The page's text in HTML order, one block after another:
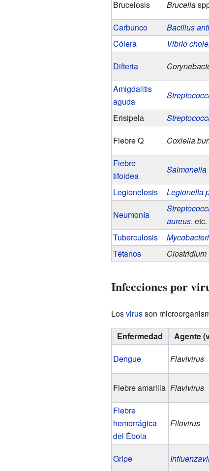
Brucelosis
Brucella
Carbunco
Bacillus
Cólera
Vibrio
Difteria
Amigdalitis
aguda
Erisipela
Fiebre Q
Coxiella
Fiebre
tifoidea
Salmonella
Legionelosis
Legionella
Neumonía
aureus, etc.
Tuberculosis
Tétanos
Clostridium
Infecciones por
Losvirusson
Enfermedad
Agente
Dengue
Flavivirus
Fiebre amarilla Flavivirus
Fiebre
hemorrágica
del Ébola
Filovirus
Gripe